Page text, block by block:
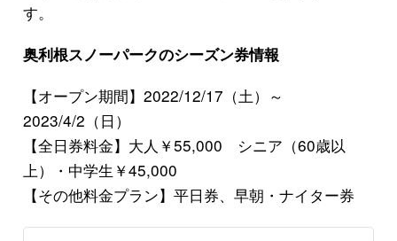
す。
奥利根スノーパークのシーズン券情報
【オープン期間】2022/12/17（土）～
2023/4/2（日）
【全日券料金】大人￥55,000 シニア（60歳以
上）・中学生￥45,000
【その他料金プラン】平日券、早朝・ナイター券